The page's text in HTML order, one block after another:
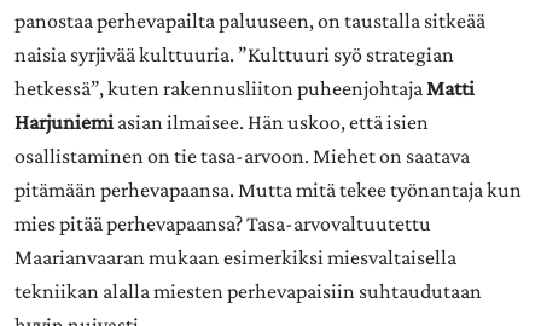
panostaa perhevapailta paluuseen, on taustalla sitkeää
naisia syrjivää kulttuuria. ”Kulttuuri syö strategian
hetkessä”, kuten rakennusliiton puheenjohtajaMatti
Harjuniemi asian ilmaisee. Hän uskoo, että isien
osallistaminen on tie tasa-arvoon. Miehet on saatava
pitämään perhevapaansa. Mutta mitä tekee työnantaja kun
mies pitää perhevapaansa? Tasa-arvovaltuutettu
Maarianvaaran mukaan esimerkiksi miesvaltaisella
tekniikan alalla miesten perhevapaisiin suhtaudutaan